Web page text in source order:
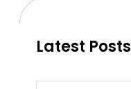
Latest Posts